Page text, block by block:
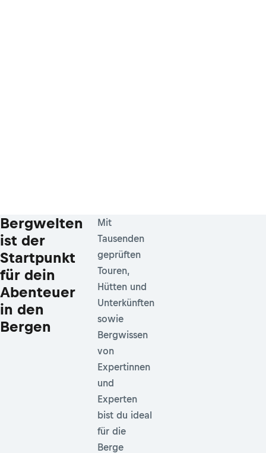
Bergwelten
ist der
Startpunkt
für dein
Abenteuer
in den
Bergen
Mit
Tausenden
geprüften
Touren,
Hütten und
Unterkünften
sowie
Bergwissen
von
Expertinnen
und
Experten
bist du ideal
für die
Berge